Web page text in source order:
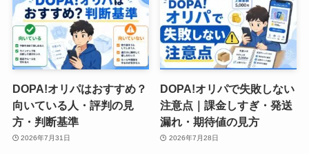
DOPA!オリパはおすすめ？
向いている人・評判の見
方・判断基準
2026年7月31日
DOPA!オリパで失敗しない
注意点｜課金しすぎ・発送
漏れ・期待値の見方
2026年7月28日